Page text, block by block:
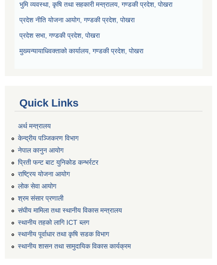
भुमि व्यवस्था, कृषि तथा सहकारी मन्त्रालय, गण्डकी प्रदेश, पोखरा
प्रदेश नीति योजना आयोग, गण्डकी प्रदेश, पोखरा
प्रदेश सभा, गण्डकी प्रदेश, पोखरा
मुख्यन्यायाधिवक्ताको कार्यालय, गण्डकी प्रदेश, पोखरा
Quick Links
अर्थ मन्त्रालय
केन्द्रीय पञ्जिकरण विभाग
नेपाल कानुन आयोग
प्रिती फन्ट बाट युनिकोड कन्भर्रटर
राष्ट्रिय योजना आयोग
लोक सेवा आयोग
श्रम संसार प्रणाली
संघीय मामिला तथा स्थानीय विकास मन्त्रालय
स्थानीय तहको लागि ICT ब्लग
स्थानीय पूर्वाधार तथा कृषि सडक विभाग
स्थानीय शासन तथा सामुदायिक विकास कार्यक्रम